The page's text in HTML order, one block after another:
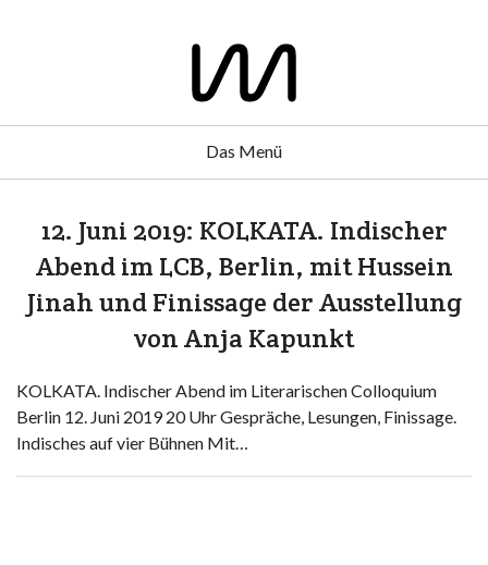
Das Menü
12. Juni 2019: KOLKATA. Indischer
Abend im LCB, Berlin, mit Hussein
Jinah und Finissage der Ausstellung
von Anja Kapunkt
KOLKATA. Indischer Abend im Literarischen Colloquium
Berlin 12. Juni 2019 20 Uhr Gespräche, Lesungen, Finissage.
Indisches auf vier Bühnen Mit…